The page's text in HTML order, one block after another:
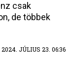
csak
de többek
2024. JÚLIUS 23. 06:36